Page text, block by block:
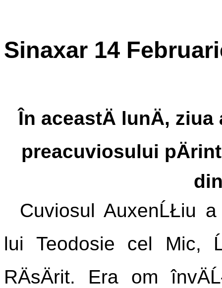
Sinaxar 14
În aceastÄ lunÄ,
preacuviosului
Cuviosul AuxenĹŁiu a
lui Teodosie cel Mic,
RÄsÄrit. Era om